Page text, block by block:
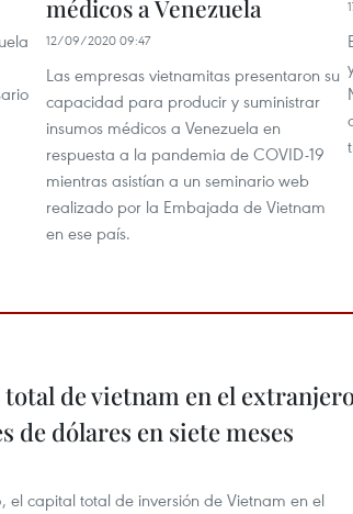
médicos a Venezuela
12/09/2020 09:47
Las empresas vietnamitas presentaron su
capacidad para producir y suministrar
insumos médicos a Venezuela en
respuesta a la pandemia de COVID-19
mientras asistían a un seminario web
realizado por la Embajada de Vietnam
en ese país.
de vietnam en el
de dólares en siete meses
el capital total de inversión de Vietnam en el